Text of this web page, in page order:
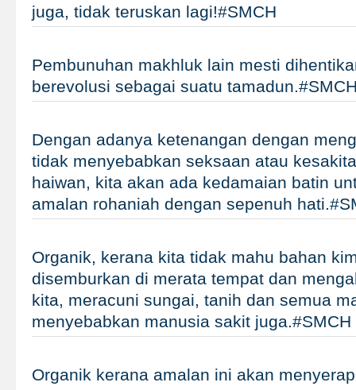
juga, tidak teruskan lagi!#SMCH
Pembunuhan makhluk lain mesti
berevolusi sebagai suatu
Dengan adanya ketenangan dengan
tidak menyebabkan seksaan atau
haiwan, kita akan ada kedamaian batin
amalan rohaniah dengan sepenuh
Organik, kerana kita tidak mahu bahan
disemburkan di merata tempat dan
kita, meracuni sungai, tanih dan semua
menyebabkan manusia sakit juga.#SMCH
Organik kerana amalan ini akan